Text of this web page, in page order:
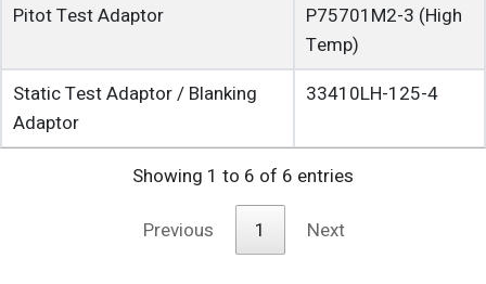
Pitot Test Adaptor P75701M2-3 (High
Temp)
Static Test Adaptor / Blanking
Adaptor
33410LH-125-4
Showing 1 to 6 of 6 entries
Previous
1 Next